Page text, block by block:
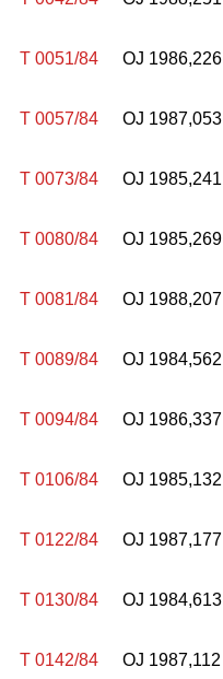
T 0051/84 OJ 1986,226
T 0057/84 OJ 1987,053
T 0073/84 OJ 1985,241
T 0080/84 OJ 1985,269
T 0081/84 OJ 1988,207
T 0089/84 OJ 1984,562
T 0094/84 OJ 1986,337
T 0106/84 OJ 1985,132
T 0122/84 OJ 1987,177
T 0130/84 OJ 1984,613
T 0142/84 OJ 1987,112